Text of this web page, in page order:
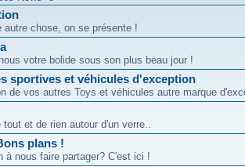
autre chose, on se présente !
votre bolide sous son plus beau jour !
sportives et véhicules d'exception
de vos autres Toys et véhicules autre marque
et de rien autour d'un verre..
plans !
à nous faire partager? C'est ici !